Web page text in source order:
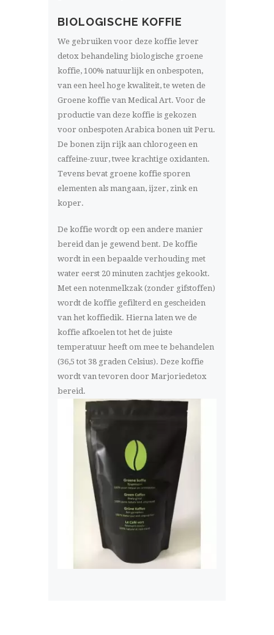
BIOLOGISCHE KOFFIE
We gebruiken voor deze koffie lever
detox behandeling biologische groene
koffie, 100% natuurlijk en onbespoten,
van een heel hoge kwaliteit, te weten de
Groene koffie van Medical Art. Voor de
productie van deze koffie is gekozen
voor onbespoten Arabica bonen uit Peru.
De bonen zijn rijk aan chlorogeen en
caffeine-zuur, twee krachtige oxidanten.
Tevens bevat groene koffie sporen
elementen als mangaan, ijzer, zink en
koper.
De koffie wordt op een andere manier
bereid dan je gewend bent. De koffie
wordt in een bepaalde verhouding met
water eerst 20 minuten zachtjes gekookt.
Met een notenmelkzak (zonder gifstoffen)
wordt de koffie gefilterd en gescheiden
van het koffiedik. Hierna laten we de
koffie afkoelen tot het de juiste
temperatuur heeft om mee te behandelen
(36,5 tot 38 graden Celsius). Deze koffie
wordt van tevoren door Marjoriedetox
bereid.